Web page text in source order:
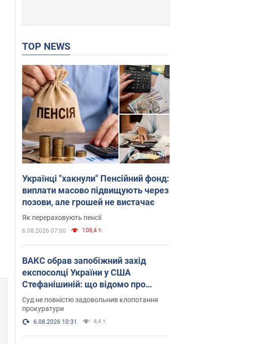
TOP NEWS
Українці "хакнули" Пенсійний фонд:
виплати масово підвищують через
позови, але грошей не вистачає
Як перераховують пенсії
6.08.2026 07:00 108,4 т.
ВАКС обрав запобіжний захід
експосолці України у США
Стефанішиній: що відомо про
справу
Суд не повністю задовольнив клопотання
прокуратури
6.08.2026 10:31 4,4 т.